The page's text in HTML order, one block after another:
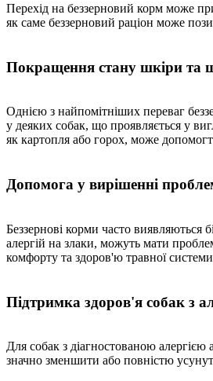
Перехід на беззерновий корм може
як саме беззерновий раціон може
Покращення стану шкіри та
Однією з найпомітніших переваг
у деяких собак, що проявляється у
як картопля або горох, може
Допомога у вирішенні
Беззернові корми часто
алергій на злаки, можуть мати
комфорту та здоров'ю травної
Підтримка здоров'я собак з
Для собак з діагностованою
значно зменшити або повністю